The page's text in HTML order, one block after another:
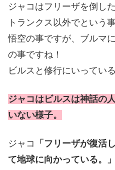
ジャコはフリーザを倒し
トランクス以外でという事
悟空の事ですが、ブルマ
の事ですね！
ビルスと修行にいってい
ジャコはビルスは神話の
いない様子。
ジャコ
「フリーザが復活
て地球に向かっている。」